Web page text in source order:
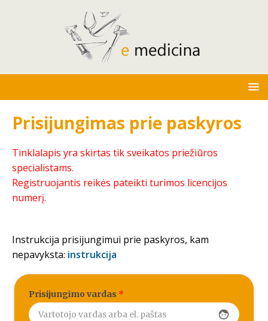
Prisijungimas prie paskyros
Tinklalapis yra skirtas tik sveikatos priežiūros
specialistams.
Registruojantis reikės pateikti turimos licencijos
numerį.
Instrukcija prisijungimui prie paskyros, kam
nepavyksta: instrukcija
Prisijungimo vardas *
face